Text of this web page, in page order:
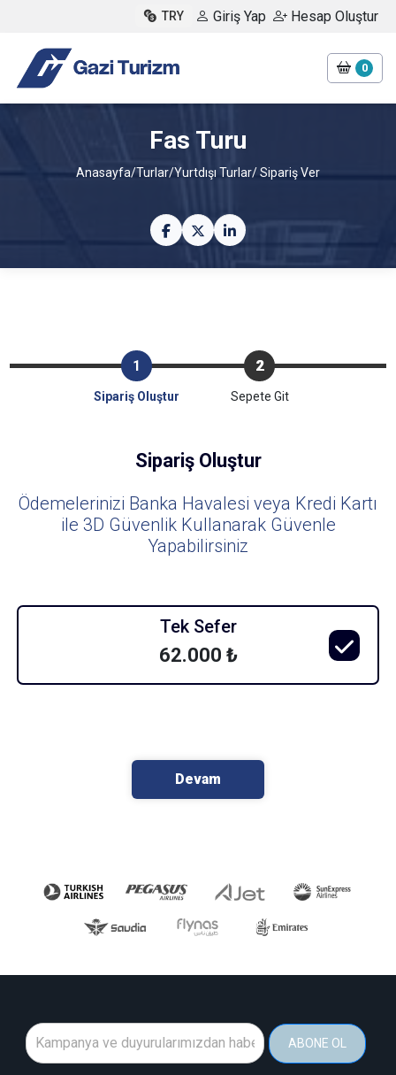
TRY Giriş Yap Hesap Oluştur
0
Fas Turu
Anasayfa/Turlar/Yurtdışı Turlar/ Sipariş Ver
1
Sipariş Oluştur
2
Sepete Git
Sipariş Oluştur
Ödemelerinizi Banka Havalesi veya Kredi Kartı
ile 3D Güvenlik Kullanarak Güvenle
Yapabilirsiniz
Tek Sefer
62.000 ₺
Devam
ABONE OL